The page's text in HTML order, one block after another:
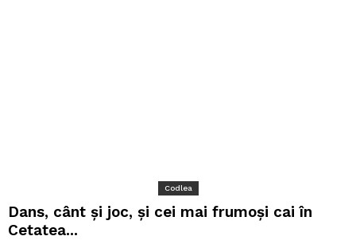
Codlea
Dans, cânt și joc, și cei mai frumoși cai în
Cetatea...